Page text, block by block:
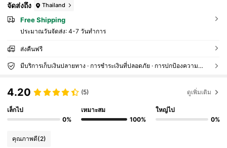
จัดส่งถึง Thailand
Free Shipping
ประมาณวันจัดส่ง: 4-7 วันทำการ
ส่งคืนฟรี
มีบริการเก็บเงินปลายทาง · การชำระเงินที่ปลอดภัย · การปกป้องความเป็นส่วนตัว
4.20 (5) ดูเพิ่มเติม
เล็กไป
0%
เหมาะสม
100%
ใหญ่ไป
0%
คุณภาพดี(2)